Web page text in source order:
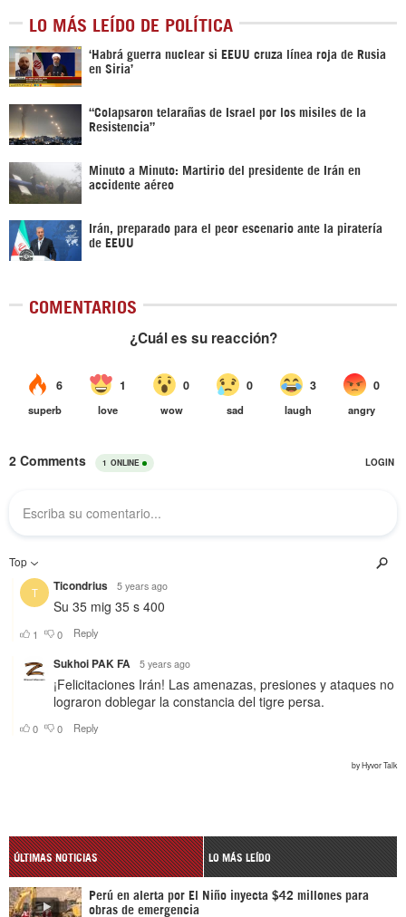
LO MÁS LEÍDO DE POLÍTICA
‎‘Habrá guerra nuclear si EEUU cruza línea roja de Rusia
en Siria’‎
“Colapsaron telarañas de Israel por los misiles de la
Resistencia”
Minuto a Minuto: Martirio del presidente de Irán en
accidente aéreo
Irán, preparado para el peor escenario ante la piratería
de EEUU
COMENTARIOS
ÚLTIMAS NOTICIAS LO MÁS LEÍDO
Perú en alerta por El Niño inyecta $42 millones para
obras de emergencia